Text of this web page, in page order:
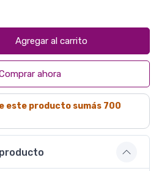
Agregar al carrito
ahora
este producto sumás 700